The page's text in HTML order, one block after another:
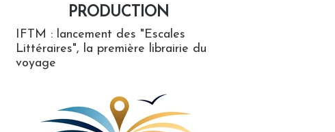
PRODUCTION
IFTM : lancement des "Escales
Littéraires", la première librairie du
voyage